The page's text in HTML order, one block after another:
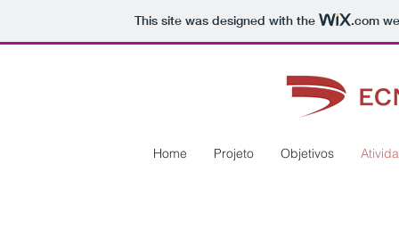
This site was designed with the .com
Home Projeto Objetivos